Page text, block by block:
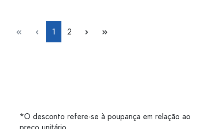
Lado
1 Lado
2
*O desconto refere-se à poupança em relação ao